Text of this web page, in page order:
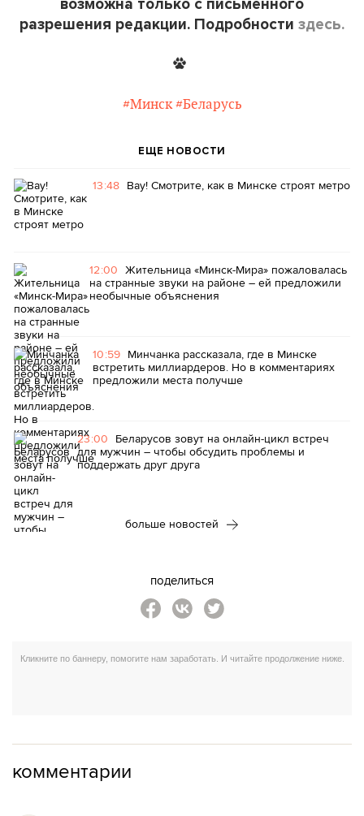
возможна только с письменного
разрешения редакции. Подробности здесь.
#Минск #Беларусь
ЕЩЕ НОВОСТИ
13:48 Вау! Смотрите, как в Минске строят метро
12:00 Жительница «Минск-Мира» пожаловалась
на странные звуки на районе – ей предложили
необычные объяснения
10:59 Минчанка рассказала, где в Минске
встретить миллиардеров. Но в комментариях
предложили места получше
23:00 Беларусов зовут на онлайн-цикл встреч
для мужчин – чтобы обсудить проблемы и
поддержать друг друга
больше новостей
поделиться
комментарии